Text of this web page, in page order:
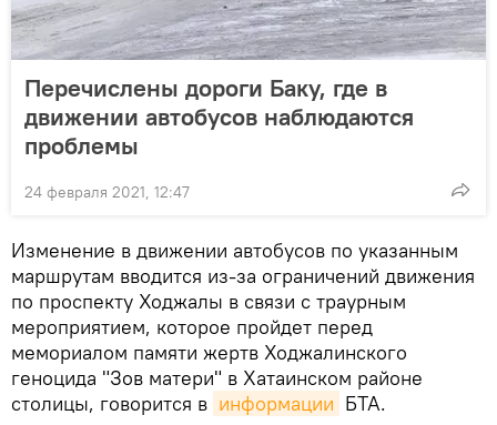
Перечислены дороги Баку, где в
движении автобусов наблюдаются
проблемы
24 февраля 2021, 12:47
Изменение в движении автобусов по указанным
маршрутам вводится из-за ограничений движения
по проспекту Ходжалы в связи с траурным
мероприятием, которое пройдет перед
мемориалом памяти жертв Ходжалинского
геноцида "Зов матери" в Хатаинском районе
столицы, говорится в информации БТА.